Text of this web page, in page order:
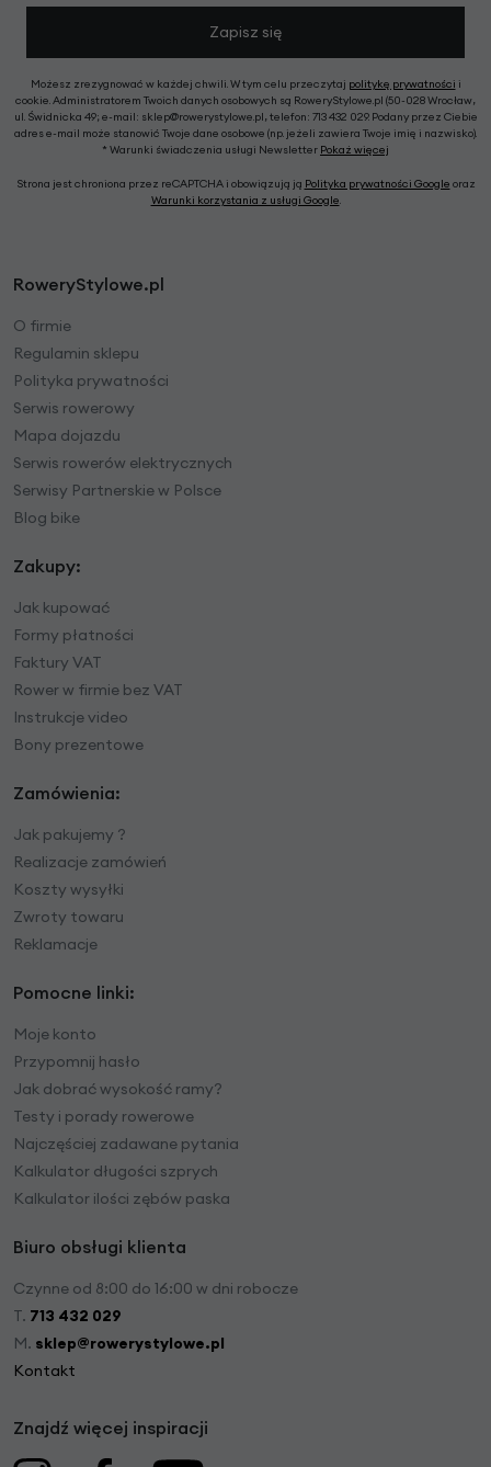
Zapisz się
Możesz zrezygnować w każdej chwili. W tym celu przeczytaj politykę prywatności i
cookie. Administratorem Twoich danych osobowych są RoweryStylowe.pl (50-028 Wrocław,
ul. Świdnicka 49; e-mail: sklep@rowerystylowe.pl, telefon: 713 432 029. Podany przez Ciebie
adres e-mail może stanowić Twoje dane osobowe (np. jeżeli zawiera Twoje imię i nazwisko).
* Warunki świadczenia usługi Newsletter Pokaż więcej
Strona jest chroniona przez reCAPTCHA i obowiązują ją Polityka prywatności Google oraz
Warunki korzystania z usługi Google.
RoweryStylowe.pl
O firmie
Regulamin sklepu
Polityka prywatności
Serwis rowerowy
Mapa dojazdu
Serwis rowerów elektrycznych
Serwisy Partnerskie w Polsce
Blog bike
Zakupy:
Jak kupować
Formy płatności
Faktury VAT
Rower w firmie bez VAT
Instrukcje video
Bony prezentowe
Zamówienia:
Jak pakujemy ?
Realizacje zamówień
Koszty wysyłki
Zwroty towaru
Reklamacje
Pomocne linki:
Moje konto
Przypomnij hasło
Jak dobrać wysokość ramy?
Testy i porady rowerowe
Najczęściej zadawane pytania
Kalkulator długości szprych
Kalkulator ilości zębów paska
Biuro obsługi klienta
Czynne od 8:00 do 16:00 w dni robocze
T. 713 432 029
M. sklep@rowerystylowe.pl
Kontakt
Znajdź więcej inspiracji